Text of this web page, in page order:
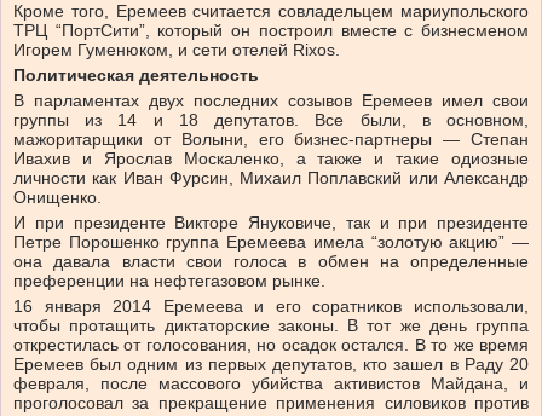
Кроме того, Еремеев считается совладельцем мариупольского
ТРЦ “ПортСити”, который он построил вместе с бизнесменом
Игорем Гуменюком, и сети отелей Rixos.
Политическая деятельность
В парламентах двух последних созывов Еремеев имел свои
группы из 14 и 18 депутатов. Все были, в основном,
мажоритарщики от Волыни, его бизнес-партнеры — Степан
Ивахив и Ярослав Москаленко, а также и такие одиозные
личности как Иван Фурсин, Михаил Поплавский или Александр
Онищенко.
И при президенте Викторе Януковиче, так и при президенте
Петре Порошенко группа Еремеева имела “золотую акцию” —
она давала власти свои голоса в обмен на определенные
преференции на нефтегазовом рынке.
16 января 2014 Еремеева и его соратников использовали,
чтобы протащить диктаторские законы. В тот же день группа
открестилась от голосования, но осадок остался. В то же время
Еремеев был одним из первых депутатов, кто зашел в Раду 20
февраля, после массового убийства активистов Майдана, и
проголосовал за прекращение применения силовиков против